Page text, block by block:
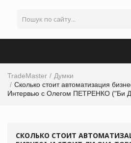
TradeMaster
Думки
Сколько стоит автоматизация
Интервью с Олегом ПЕТРЕНКО ("Би
СКОЛЬКО СТОИТ